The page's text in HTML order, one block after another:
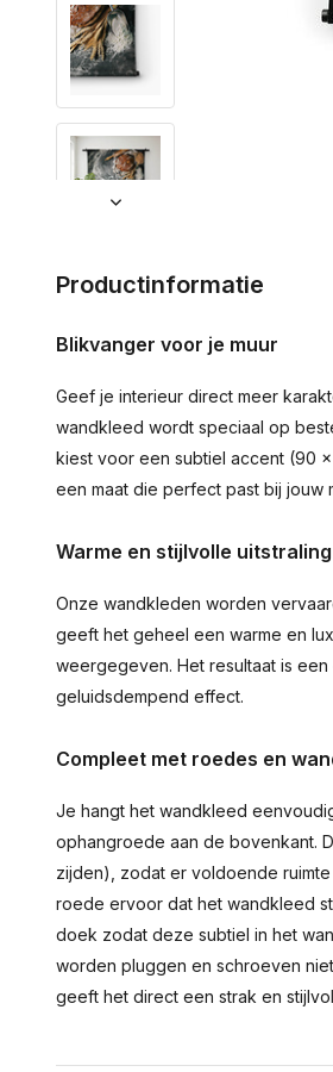
Productinformatie
Blikvanger voor je muur
Geef je interieur direct meer
wandkleed wordt speciaal op
kiest voor een subtiel accent (90
een maat die perfect past bij jouw
Warme en stijlvolle uitstraling
Onze wandkleden worden
geeft het geheel een warme en
weergegeven. Het resultaat is
geluidsdempend effect.
Compleet met roedes en
Je hangt het wandkleed
ophangroede aan de bovenkant.
zijden), zodat er voldoende
roede ervoor dat het wandkleed
doek zodat deze subtiel in het
worden pluggen en schroeven
geeft het direct een strak en